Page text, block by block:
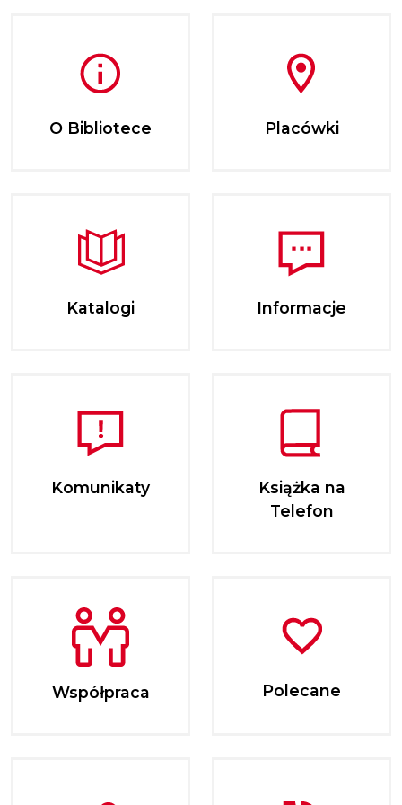
O Bibliotece Placówki
Katalogi Informacje
Komunikaty
Książka na
Telefon
Współpraca Polecane